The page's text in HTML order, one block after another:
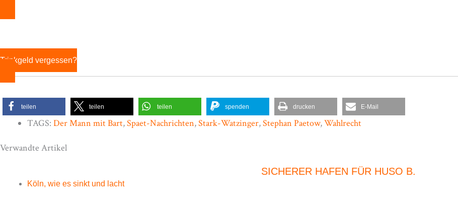
Trinkgeld vergessen?
teilen teilen teilen spenden drucken E-Mail
TAGS: Der Mann mit Bart,Spaet-Nachrichten,Stark-Watzinger,Stephan Paetow,Wahlrecht
Verwandte Artikel
SICHERER HAFEN FÜR HUSO B.
Köln, wie es sinkt und lacht